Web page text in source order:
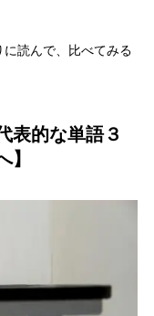
読んで、比べてみる
表的な単語３
】